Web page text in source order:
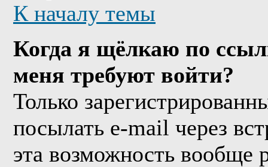
К началу темы
Когда я щёлкаю по
меня требуют войти?
Только
посылать e-mail через
эта возможность вообще